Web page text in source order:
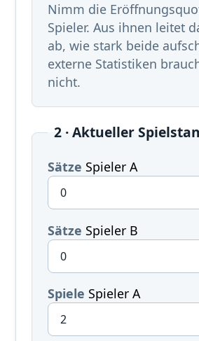
Nimm die
Spieler. Aus ihnen leitet
ab, wie stark beide
externe Statistiken
nicht.
2 · Aktueller
Sätze Spieler A
Sätze Spieler B
Spiele Spieler A